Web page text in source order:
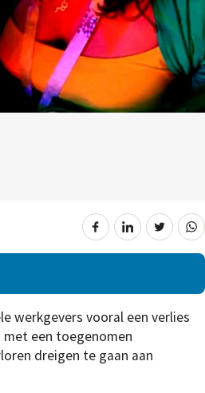
werkgevers vooral een verlies
een toegenomen
dreigen te gaan aan